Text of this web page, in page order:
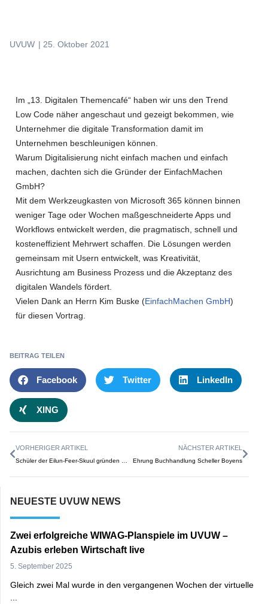
UVUW | 25. Oktober 2021
Im „13. Digitalen Themencafé“ haben wir uns den Trend
Low Code näher angeschaut und gezeigt bekommen, wie
Unternehmer die digitale Transformation damit im
Unternehmen beschleunigen können.
Warum Digitalisierung nicht einfach machen und einfach
machen, dachten sich die Gründer der EinfachMachen
GmbH?
Mit dem Werkzeugkasten von Microsoft 365 können binnen
weniger Tage oder Wochen maßgeschneiderte Apps und
Workflows entwickelt werden, die pragmatisch, schnell und
kosteneffizient Mehrwert schaffen. Die Lösungen werden
gemeinsam mit Usern entwickelt, was Kreativität,
Ausrichtung am Business Prozess und die Akzeptanz des
digitalen Wandels fördert.
Vielen Dank an Herrn Kim Buske (EinfachMachen GmbH)
für diesen Vortrag.
BEITRAG TEILEN
Facebook Twitter LinkedIn
XING
VORHERIGER ARTIKEL NÄCHSTER ARTIKEL
Ehrung Buchhandlung Scheller Boyens
NEUESTE UVUW NEWS
Zwei erfolgreiche WIWAG-Planspiele im UVUW –
Azubis erleben Wirtschaft live
5. September 2025
Gleich zwei Mal wurde in den vergangenen Wochen der virtuelle